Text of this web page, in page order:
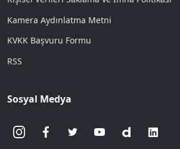
Kamera Aydınlatma Metni
KVKK Başvuru Formu
RSS
Sosyal Medya